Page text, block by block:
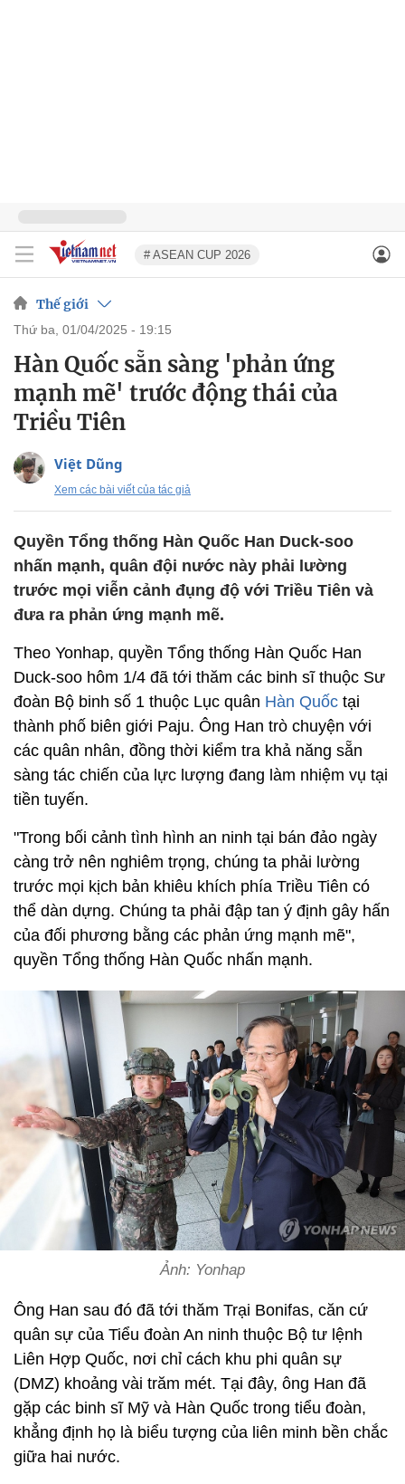
# ASEAN CUP 2026
Thế giới
thứ ba, 01/04/2025 - 19:15
Hàn Quốc sẵn sàng 'phản ứng
mạnh mẽ' trước động thái của
Triều Tiên
Việt Dũng
Xem các bài viết của tác giả
Quyền Tổng thống Hàn Quốc Han Duck-soo
nhấn mạnh, quân đội nước này phải lường
trước mọi viễn cảnh đụng độ với Triều Tiên và
đưa ra phản ứng mạnh mẽ.
Theo Yonhap, quyền Tổng thống Hàn Quốc Han
Duck-soo hôm 1/4 đã tới thăm các binh sĩ thuộc Sư
đoàn Bộ binh số 1 thuộc Lục quân Hàn Quốc tại
thành phố biên giới Paju. Ông Han trò chuyện với
các quân nhân, đồng thời kiểm tra khả năng sẵn
sàng tác chiến của lực lượng đang làm nhiệm vụ tại
tiền tuyến.
"Trong bối cảnh tình hình an ninh tại bán đảo ngày
càng trở nên nghiêm trọng, chúng ta phải lường
trước mọi kịch bản khiêu khích phía Triều Tiên có
thể dàn dựng. Chúng ta phải đập tan ý định gây hấn
của đối phương bằng các phản ứng mạnh mẽ",
quyền Tổng thống Hàn Quốc nhấn mạnh.
Ảnh: Yonhap
Ông Han sau đó đã tới thăm Trại Bonifas, căn cứ
quân sự của Tiểu đoàn An ninh thuộc Bộ tư lệnh
Liên Hợp Quốc, nơi chỉ cách khu phi quân sự
(DMZ) khoảng vài trăm mét. Tại đây, ông Han đã
gặp các binh sĩ Mỹ và Hàn Quốc trong tiểu đoàn,
khẳng định họ là biểu tượng của liên minh bền chắc
giữa hai nước.